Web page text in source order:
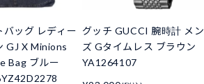
バッグ レディー
GJ X Minions
Bag ブルー
グッチ GUCCI 腕時計 メン
ズ Gタイムレス ブラウン
YA1264107